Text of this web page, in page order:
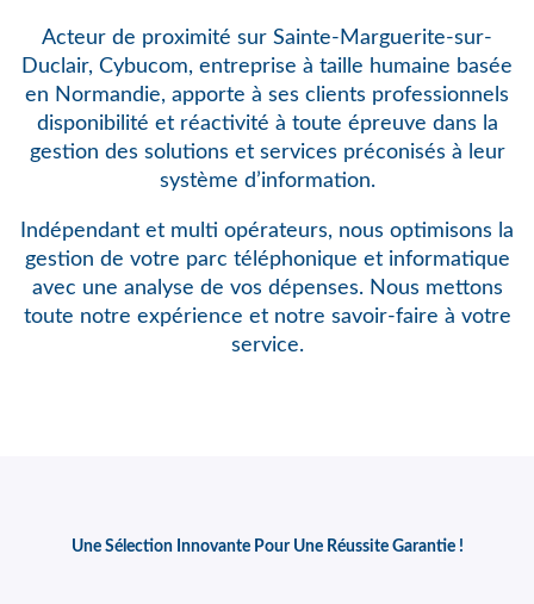
Acteur de proximité sur Sainte-Marguerite-sur-
Duclair, Cybucom, entreprise à taille humaine basée
en Normandie, apporte à ses clients professionnels
disponibilité et réactivité à toute épreuve dans la
gestion des solutions et services préconisés à leur
système d’information.
Indépendant et multi opérateurs, nous optimisons la
gestion de votre parc téléphonique et informatique
avec une analyse de vos dépenses. Nous mettons
toute notre expérience et notre savoir-faire à votre
service.
Une Sélection Innovante Pour Une Réussite Garantie !